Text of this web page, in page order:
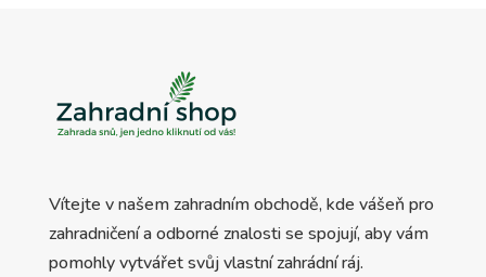
Vítejte v našem zahradním obchodě, kde vášeň pro
zahradničení a odborné znalosti se spojují, aby vám
pomohly vytvářet svůj vlastní zahrádní ráj.